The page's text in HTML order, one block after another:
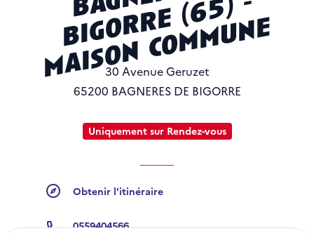
a
o
-
e
30 Avenue Geruzet
65200 BAGNERES DE BIGORRE
Uniquement sur Rendez-vous
Obtenir l'itinéraire
Obtenir l'itinéraire
0559404566